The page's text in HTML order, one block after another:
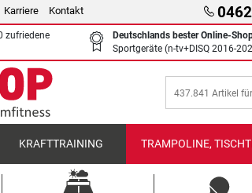
Karriere Kontakt
zufriedene
Deutschlands bester Online-
Sportgeräte (n-tv+DISQ 2016-
KRAFTTRAINING TRAMPOLINE,